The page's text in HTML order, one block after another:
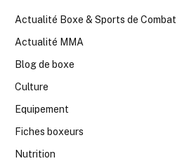
Actualité Boxe & Sports de Combat
Actualité MMA
Blog de boxe
Culture
Equipement
Fiches boxeurs
Nutrition